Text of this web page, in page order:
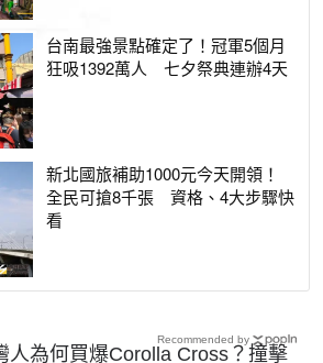
台南最強景點確定了！冠軍5個月
狂吸1392萬人 七夕祭典連辦4天
新北國旅補助1000元今天開領！
全民可搶8千張 資格、4大步驟快
看
人為何買爆Corolla Cross？撞擊
Recommended by